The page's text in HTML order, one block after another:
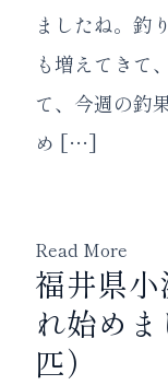
ましたね。釣
も増えてきて
て、今週の釣
め […]
Read More
福井県
れ始め
匹）